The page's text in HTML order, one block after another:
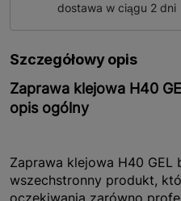
dostawa w ciągu 2 dni
Szczegółowy opis
Zaprawa klejowa H40
opis ogólny
Zaprawa klejowa H40 GEL
wszechstronny produkt,
oczekiwania zarówno